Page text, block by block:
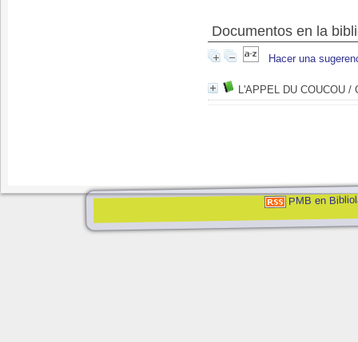
Documentos en la
Hacer una
L'APPEL DU COUCOU /
PMB en